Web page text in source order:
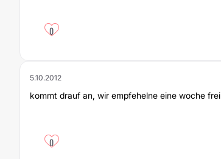
0
5.10.2012
kommt drauf an, wir empfehelne eine woche frei
0